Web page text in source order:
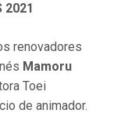
2021
renovadores
Mamoru
Toei
de animador.